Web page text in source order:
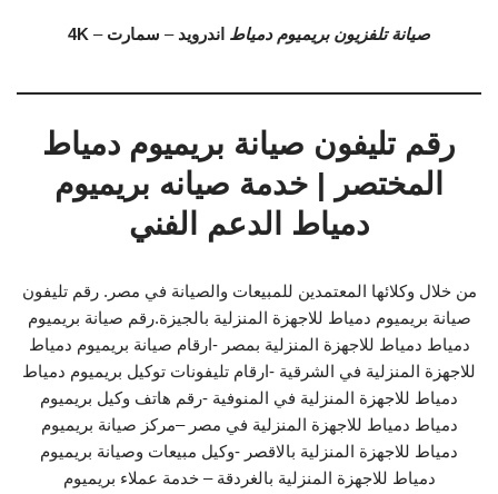
صيانة تلفزيون بريميوم دمياط اندرويد – سمارت –
4K
رقم تليفون صيانة بريميوم دمياط
المختصر | خدمة صيانه بريميوم
دمياط الدعم الفني
من خلال وكلائها المعتمدين للمبيعات والصيانة في مصر. رقم تليفون
صيانة بريميوم دمياط للاجهزة المنزلية بالجيزة.رقم صيانة بريميوم
دمياط دمياط للاجهزة المنزلية بمصر -ارقام صيانة بريميوم دمياط
للاجهزة المنزلية في الشرقية -ارقام تليفونات توكيل بريميوم دمياط
دمياط للاجهزة المنزلية في المنوفية -رقم هاتف وكيل بريميوم
دمياط دمياط للاجهزة المنزلية في مصر –مركز صيانة بريميوم
دمياط للاجهزة المنزلية بالاقصر -وكيل مبيعات وصيانة بريميوم
دمياط للاجهزة المنزلية بالغردقة – خدمة عملاء بريميوم